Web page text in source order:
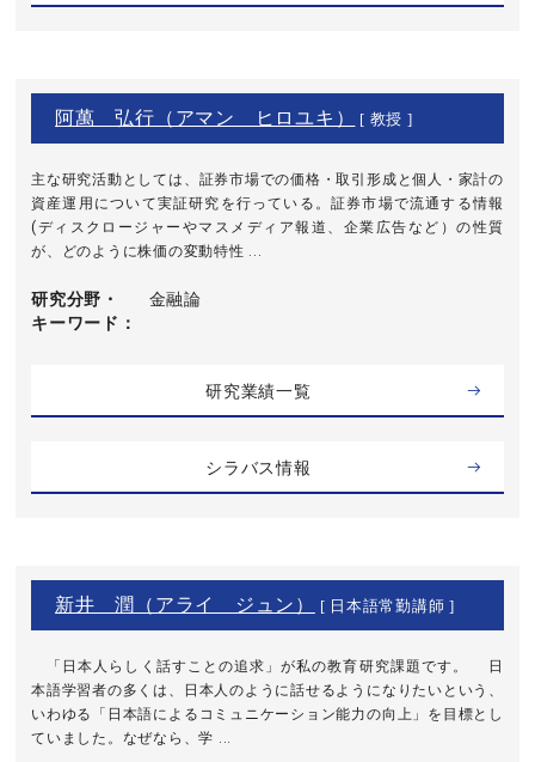
阿萬 弘行（アマン ヒロユキ） [ 教授 ]
主な研究活動としては、証券市場での価格・取引形成と個人・家計の
資産運用について実証研究を行っている。証券市場で流通する情報
(ディスクロージャーやマスメディア報道、企業広告など）の性質
が、どのように株価の変動特性 ...
研究分野・
キーワード
金融論
研究業績一覧
シラバス情報
新井 潤（アライ ジュン） [ 日本語常勤講師 ]
「日本人らしく話すことの追求」が私の教育研究課題です。 日
本語学習者の多くは、日本人のように話せるようになりたいという、
いわゆる「日本語によるコミュニケーション能力の向上」を目標とし
ていました。なぜなら、学 ...